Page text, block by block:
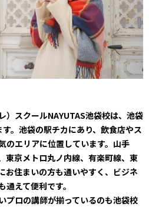
）スクールNAYUTAS池袋校は、池袋
。池袋の駅チカにあり、飲食店やス
のエリアに位置しています。山手
東京メトロ丸ノ内線、有楽町線、東
お住まいの方も通いやすく、ビジネ
えて便利です。
プロの講師が揃っているのも池袋校